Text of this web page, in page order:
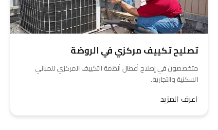
تصليح تكييف مركزي في الروضة
متخصصون في إصلاح أعطال أنظمة التكييف المركزي للمباني
السكنية والتجارية.
اعرف المزيد